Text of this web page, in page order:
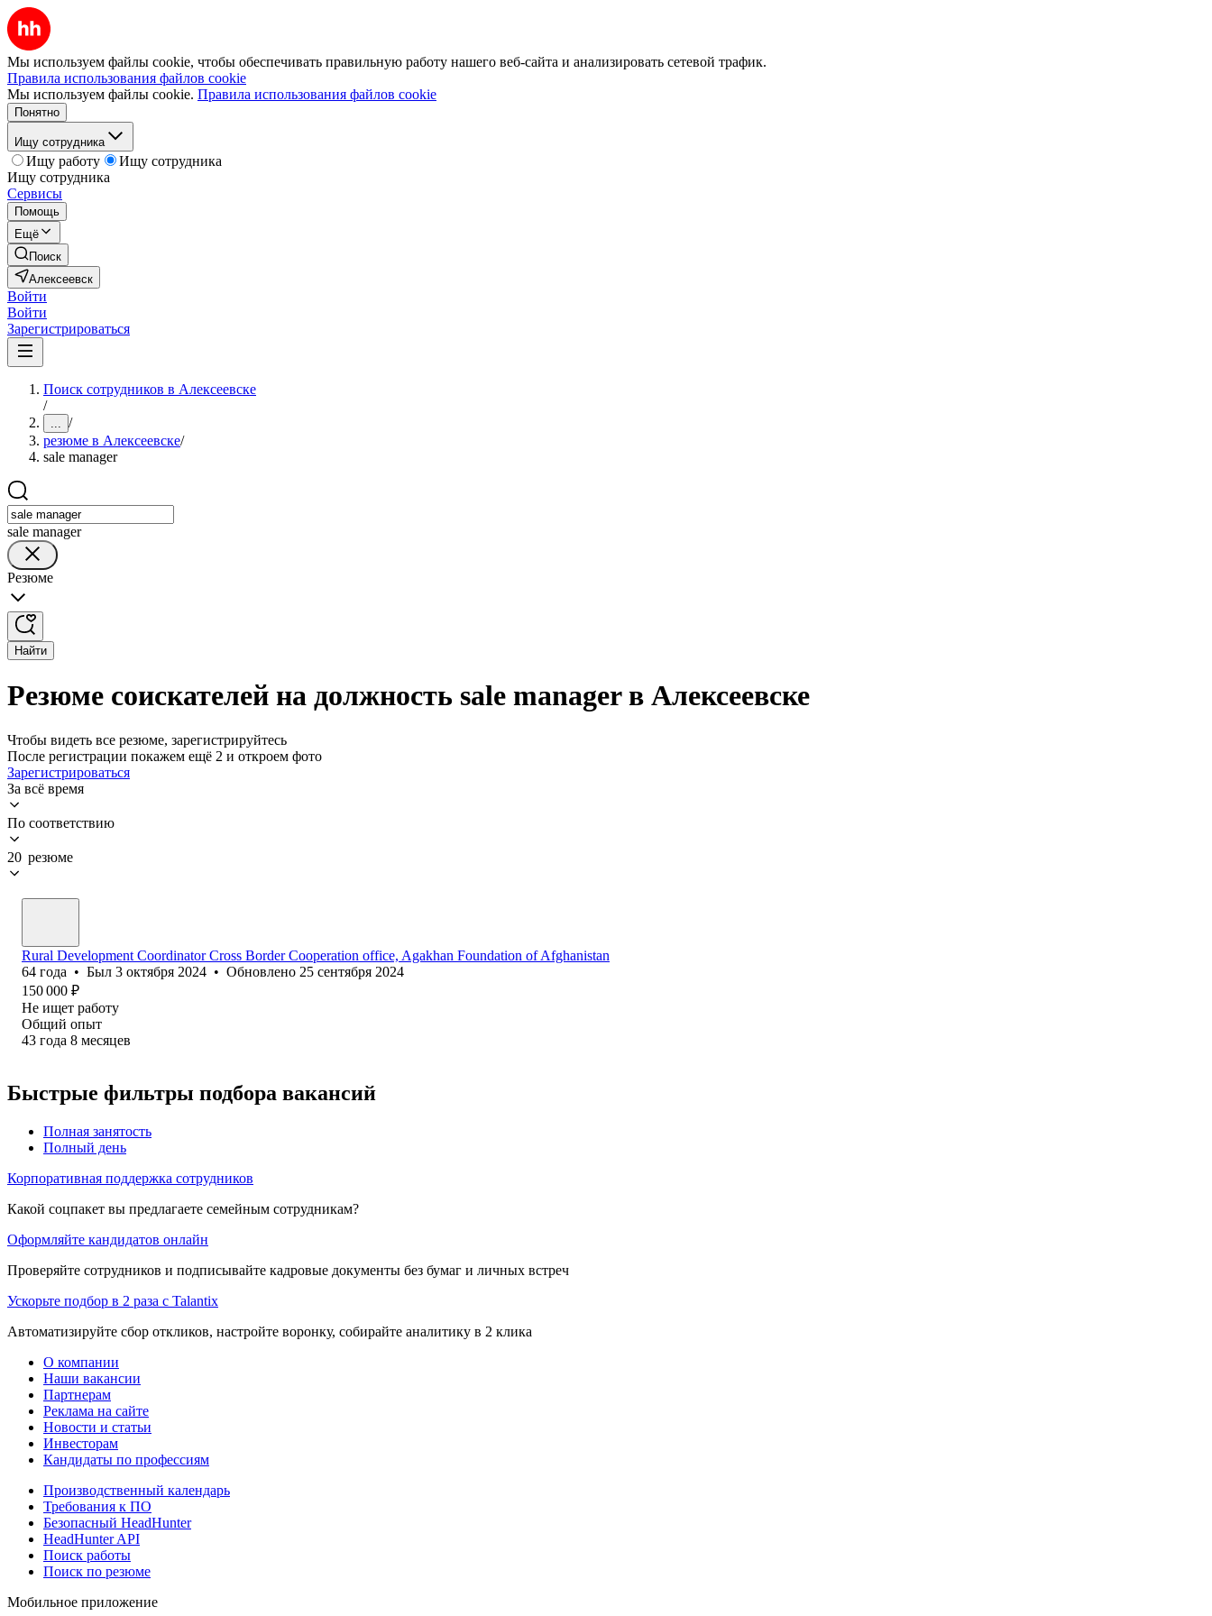
Мы используем файлы cookie, чтобы обеспечивать правильную работу нашего веб-сайта и анализировать сетевой трафик.
Правила использования файлов cookie
Мы используем файлы cookie. Правила использования файлов cookie
Понятно
Ищу сотрудника
Ищу работу
Ищу сотрудника
Ищу сотрудника
Сервисы
Помощь
Ещё
Поиск
Алексеевск
Войти
Войти
Зарегистрироваться
Поиск сотрудников в Алексеевске
/
... /
резюме в Алексеевске/
sale manager
sale manager
Резюме
Найти
Резюме соискателей на должность sale manager в Алексеевске
Чтобы видеть все резюме, зарегистрируйтесь
После регистрации покажем ещё 2 и откроем фото
Зарегистрироваться
За всё время
По соответствию
20 резюме
Rural Development Coordinator Cross Border Cooperation office, Agakhan Foundation of Afghanistan
64 года • Был 3 октября 2024 • Обновлено 25 сентября 2024
150 000 ₽
Не ищет работу
Общий опыт
43 года 8 месяцев
Быстрые фильтры подбора вакансий
Полная занятость
Полный день
Корпоративная поддержка сотрудников
Какой соцпакет вы предлагаете семейным сотрудникам?
Оформляйте кандидатов онлайн
Проверяйте сотрудников и подписывайте кадровые документы без бумаг и личных встреч
Ускорьте подбор в 2 раза с Talantix
Автоматизируйте сбор откликов, настройте воронку, собирайте аналитику в 2 клика
О компании
Наши вакансии
Партнерам
Реклама на сайте
Новости и статьи
Инвесторам
Кандидаты по профессиям
Производственный календарь
Требования к ПО
Безопасный HeadHunter
HeadHunter API
Поиск работы
Поиск по резюме
Мобильное приложение